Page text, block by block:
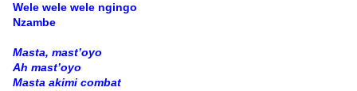
Wele wele wele ngingo
Nzambe
Masta, mast’oyo
Ah mast’oyo
Masta akimi combat